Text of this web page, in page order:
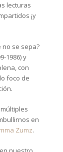
lecturas
¡y
no se sepa?
1986) y
con
foco de
en
Zumz.